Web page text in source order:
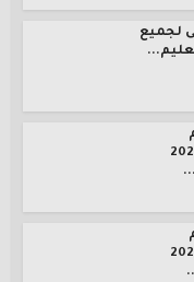
لجميع
2022-2023
2022-2023